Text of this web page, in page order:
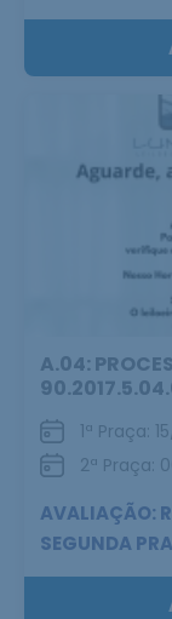
A.04:
1ª Praça:
2ª Praça:
AVALIAÇÃO:
SEGUNDA